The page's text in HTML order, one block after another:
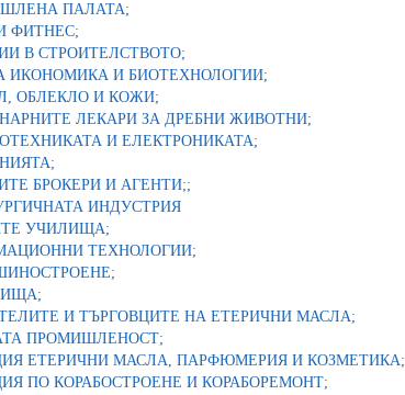
ПАЛАТА;
ФИТНЕС;
В СТРОИТЕЛСТВОТО;
ИКОНОМИКА И БИОТЕХНОЛОГИИ;
ОБЛЕКЛО И КОЖИ;
ЛЕКАРИ ЗА ДРЕБНИ ЖИВОТНИ;
И ЕЛЕКТРОНИКАТА;
БРОКЕРИ И АГЕНТИ;;
ИНДУСТРИЯ
УЧИЛИЩА;
ТЕХНОЛОГИИ;
И ТЪРГОВЦИТЕ НА ЕТЕРИЧНИ МАСЛА;
ПРОМИШЛЕНОСТ;
ЕТЕРИЧНИ МАСЛА, ПАРФЮМЕРИЯ И КОЗМЕТИКА;
ПО КОРАБОСТРОЕНЕ И КОРАБОРЕМОНТ;